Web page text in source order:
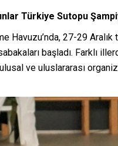
Türkiye Sutopu
Havuzu’nda, 27-29
başladı. Farklı
ve uluslararası